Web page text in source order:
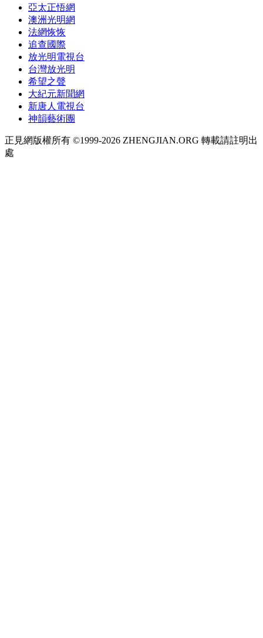
亞太正悟網
澳洲光明網
法網恢恢
追查國際
放光明電視台
台灣放光明
希望之聲
大紀元新聞網
新唐人電視台
神韻藝術團
正見網版權所有 ©1999-2026 ZHENGJIAN.ORG 轉載請註明出
處